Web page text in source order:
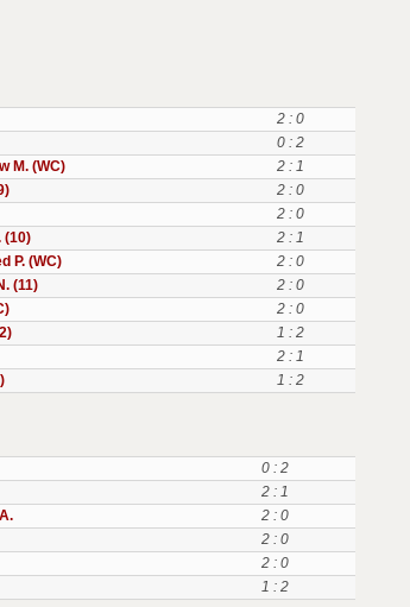
2 : 0
0 : 2
M. (WC)
2 : 1
2 : 0
2 : 0
(10)
2 : 1
P. (WC)
2 : 0
(11)
2 : 0
2 : 0
1 : 2
2 : 1
1 : 2
0 : 2
2 : 1
2 : 0
2 : 0
2 : 0
1 : 2